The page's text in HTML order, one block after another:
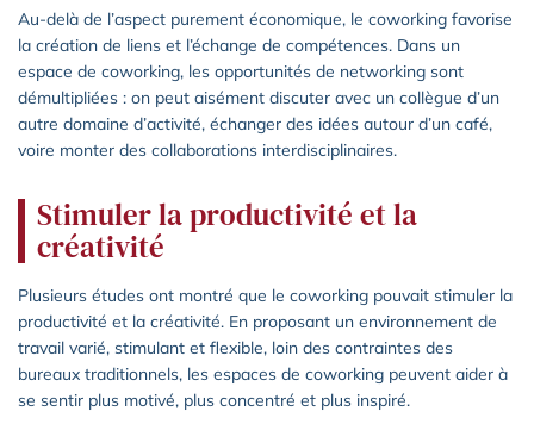
Au-delà de l’aspect purement économique, le coworking favorise
la création de liens et l’échange de compétences. Dans un
espace de coworking, les opportunités de networking sont
démultipliées : on peut aisément discuter avec un collègue d’un
autre domaine d’activité, échanger des idées autour d’un café,
voire monter des collaborations interdisciplinaires.
Stimuler la productivité et la
créativité
Plusieurs études ont montré que le coworking pouvait stimuler la
productivité et la créativité. En proposant un environnement de
travail varié, stimulant et flexible, loin des contraintes des
bureaux traditionnels, les espaces de coworking peuvent aider à
se sentir plus motivé, plus concentré et plus inspiré.